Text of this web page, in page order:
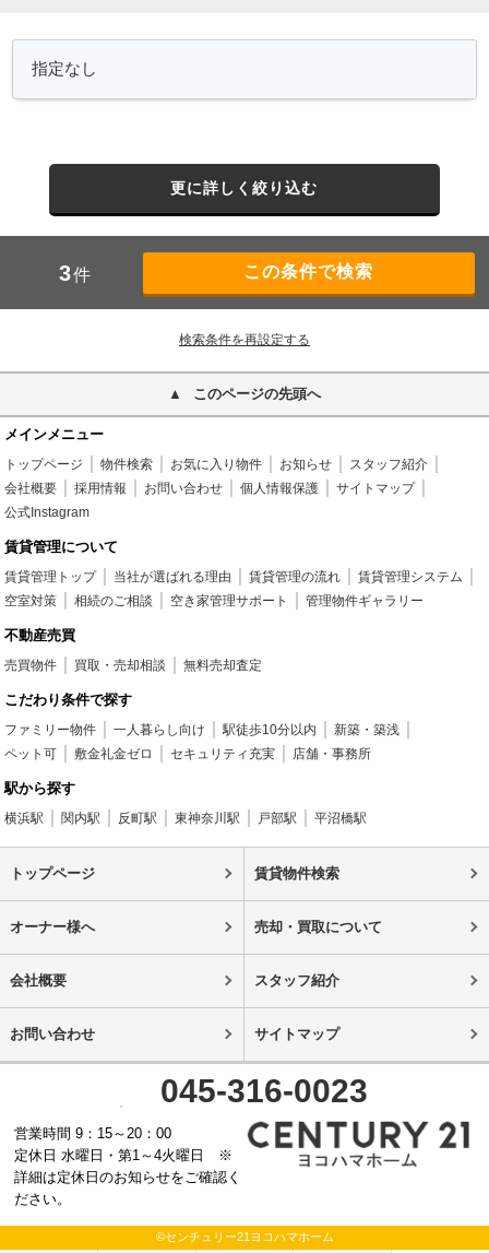
更に詳しく絞り込む
3件
検索条件を再設定する
このページの先頭へ
メインメニュー
トップページ 物件検索 お気に入り物件 お知らせ
スタッフ紹介
会社概要
採用情報 お問い合わせ 個人情報保護
サイトマップ
公式Instagram
賃貸管理について
賃貸管理トップ 当社が選ばれる理由 賃貸管理の流れ
賃貸管理システム
空室対策
相続のご相談 空き家管理サポート 管理物件ギャラリー
不動産売買
売買物件 買取・売却相談 無料売却査定
こだわり条件で探す
ファミリー物件 一人暮らし向け 駅徒歩10分以内
新築・築浅
ペット可
敷金礼金ゼロ セキュリティ充実 店舗・事務所
駅から探す
横浜駅 関内駅 反町駅 東神奈川駅 戸部駅 平沼橋駅
トップページ 賃貸物件検索
オーナー様へ 売却・買取について
会社概要 スタッフ紹介
お問い合わせ サイトマップ
045-316-0023
営業時間 9：15～20：00
定休日 水曜日・第1～4火曜日 ※
詳細は定休日のお知らせをご確認く
ださい。
©センチュリー21ヨコハマホーム